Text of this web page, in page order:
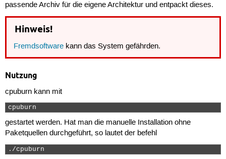
passende Archiv für die eigene Architektur und entpackt dieses.
Hinweis!
Fremdsoftware kann das System gefährden.
Nutzung
cpuburn kann mit
cpuburn
gestartet werden. Hat man die manuelle Installation ohne
Paketquellen durchgeführt, so lautet der befehl
./cpuburn